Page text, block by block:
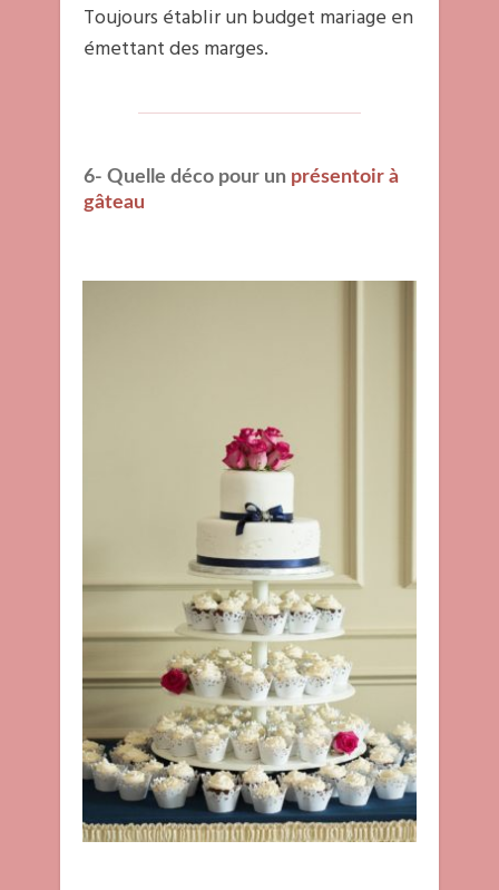
Toujours établir un budget mariage en
émettant des marges.
6- Quelle déco pour un présentoir à
gâteau